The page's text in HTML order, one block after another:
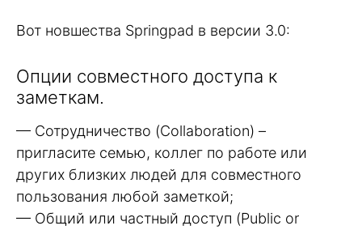
Вот новшества Springpad в версии 3.0:
Опции совместного доступа к
заметкам.
— Сотрудничество (Collaboration) –
пригласите семью, коллег по работе или
других близких людей для совместного
пользования любой заметкой;
— Общий или частный доступ (Public or